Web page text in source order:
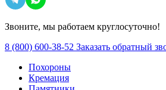
Звоните, мы работаем круглосуточно!
8 (800) 600-38-52 Заказать обратный
Похороны
Кремация